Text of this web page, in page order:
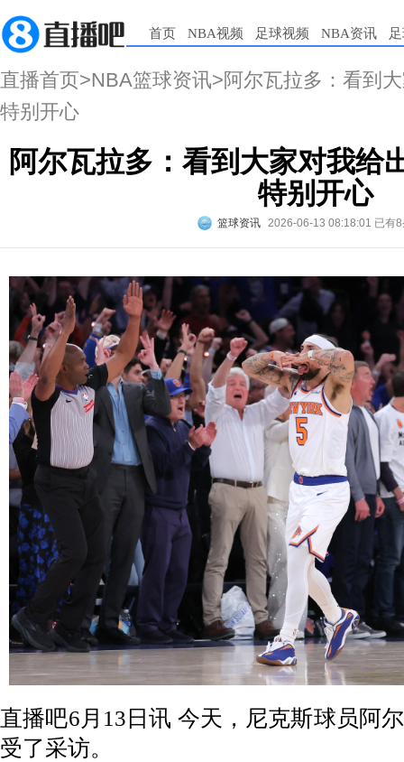
首页 NBA视频 足球视频 NBA资讯
直播首页>NBA篮球资讯>阿尔瓦拉多：看到
特别开心
阿尔瓦拉多：看到大家对我给
特别开心
篮球资讯 2026-06-13 08:18:01 已有
直播吧6月13日讯 今天，尼克斯球员阿
受了采访。